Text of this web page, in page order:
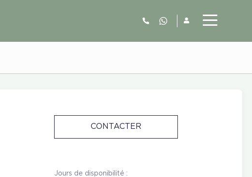
06.52.63.77.73
CONTACTER
Jours de disponibilité :